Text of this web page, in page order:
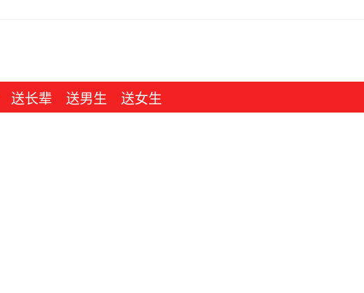
送长辈 送男生 送女生